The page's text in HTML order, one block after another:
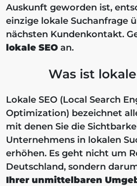
Auskunft geworden ist,
einzige lokale Suchanfrage
nächsten Kundenkontakt.
lokale SEO an.
Was ist lokale
Lokale SEO (Local Search
Optimization) bezeichnet
mit denen Sie die
Unternehmens in lokalen
erhöhen. Es geht nicht um
Deutschland, sondern
Ihrer unmittelbaren